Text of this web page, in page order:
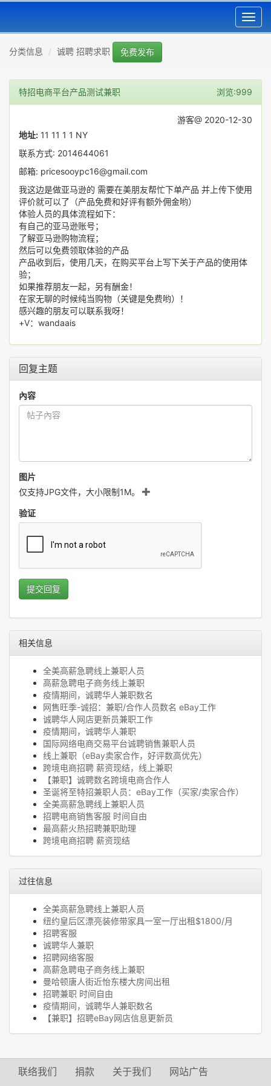
分类信息 诚聘 招聘求职 免费发布
特招电商平台产品测试兼职 浏览:999
游客@ 2020-12-30
地址: 11 11 1 1 NY
联系方式: 2014644061
邮箱: pricesooypc16@gmail.com
我这边是做亚马逊的 需要在美朋友帮忙下单产品 并上传下使用
评价就可以了（产品免费和好评有额外佣金哟）
体验人员的具体流程如下：
有自己的亚马逊账号；
了解亚马逊购物流程；
然后可以免费领取体验的产品
产品收到后，使用几天，在购买平台上写下关于产品的使用体
验；
如果推荐朋友一起，另有酬金！
在家无聊的时候纯当购物（关键是免费哟）！
感兴趣的朋友可以联系我呀！
+V：wandaais
回复主题
內容
图片
仅支持JPG文件，大小限制1M。
验证
提交回复
相关信息
全美高薪急聘线上兼职人员
高薪急聘电子商务线上兼职
疫情期间，诚聘华人兼职数名
网售旺季-诚招：兼职/合作人员数名 eBay工作
诚聘华人网店更新员兼职工作
疫情期间，诚聘华人兼职
国际网络电商交易平台诚聘销售兼职人员
线上兼职（eBay卖家合作，好评数高优先）
跨境电商招聘 薪资现结，线上兼职
【兼职】诚聘数名跨境电商合作人
圣诞将至特招兼职人员：eBay工作（买家/卖家合作）
全美高薪急聘线上兼职人员
招聘电商销售客服 时间自由
最高薪火热招聘兼职助理
跨境电商招聘 薪资现结
过往信息
全美高薪急聘线上兼职人员
纽约皇后区漂亮装修带家具一室一厅出租$1800/月
招聘客服
诚聘华人兼职
招聘网络客服
高薪急聘电子商务线上兼职
曼哈顿唐人街近怡东楼大房间出租
招聘兼职 时间自由
疫情期间，诚聘华人兼职数名
【兼职】招聘eBay网店信息更新员
联络我们 捐款 关于我们 网站广告